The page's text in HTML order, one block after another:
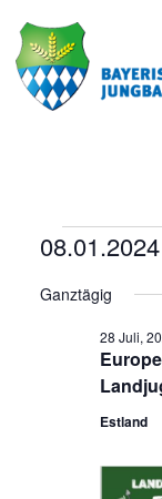
Inhalt
springen
Fußzeile
springen
für
August,
2024
08.01.2024
wählen.
Ganztägig
28 Juli,
Estland